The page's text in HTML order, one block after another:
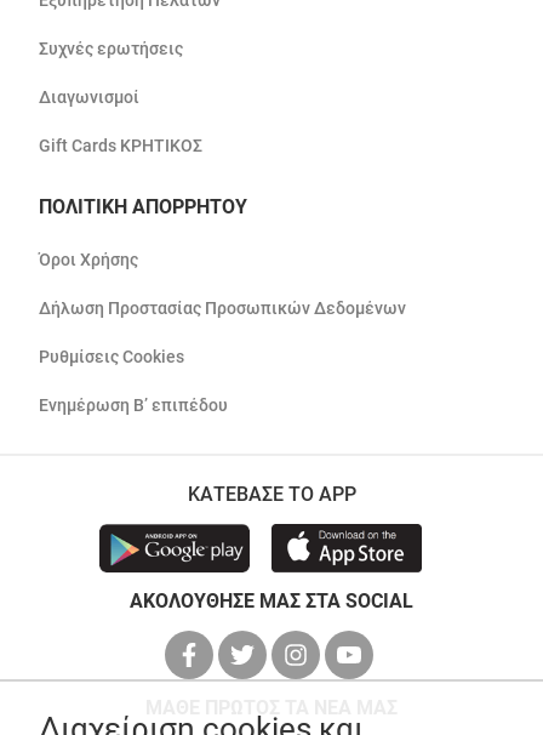
Συχνές ερωτήσεις
Διαγωνισμοί
Gift Cards ΚΡΗΤΙΚΟΣ
ΠΟΛΙΤΙΚΗ ΑΠΟΡΡΗΤΟΥ
Όροι Χρήσης
Δήλωση Προστασίας Προσωπικών Δεδομένων
Ρυθμίσεις Cookies
Ενημέρωση Β’ επιπέδου
ΚΑΤΕΒΑΣΕ ΤΟ APP
ΑΚΟΛΟΥΘΗΣΕ ΜΑΣ ΣΤΑ SOCIAL